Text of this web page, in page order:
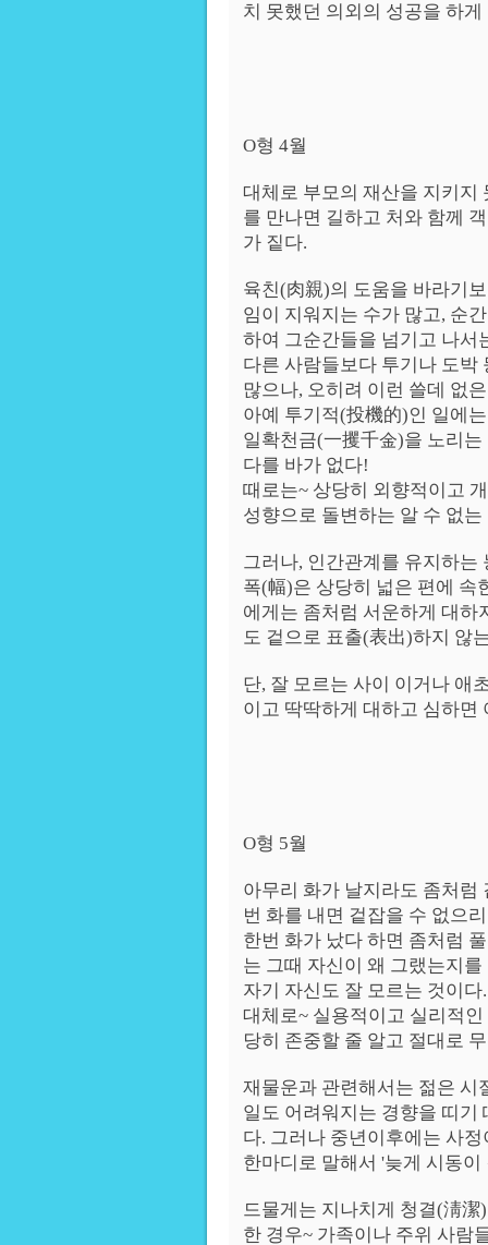
치 못했던 의외의 성공을 하
O형 4월
대체로 부모의 재산을 지키지
를 만나면 길하고 처와 함께
가 짙다.
육친(肉親)의 도움을 바라기
임이 지워지는 수가 많고, 순
하여 그순간들을 넘기고 나서
다른 사람들보다 투기나 도박
많으나, 오히려 이런 쓸데 없
아예 투기적(投機的)인 일에
일확천금(一攫千金)을 노리
다를 바가 없다!
때로는~ 상당히 외향적이고
성향으로 돌변하는 알 수 없
그러나, 인간관계를 유지하는
폭(幅)은 상당히 넓은 편에 속
에게는 좀처럼 서운하게 대하
도 겉으로 표출(表出)하지 않
단, 잘 모르는 사이 이거나 애
이고 딱딱하게 대하고 심하면
O형 5월
아무리 화가 날지라도 좀처럼
번 화를 내면 겉잡을 수 없으
한번 화가 났다 하면 좀처럼
는 그때 자신이 왜 그랬는지
자기 자신도 잘 모르는 것이다.
대체로~ 실용적이고 실리적
당히 존중할 줄 알고 절대로
재물운과 관련해서는 젊은 시
일도 어려워지는 경향을 띠기
다. 그러나 중년이후에는 사
한마디로 말해서 '늦게 시동
드물게는 지나치게 청결(淸
한 경우~ 가족이나 주위 사람